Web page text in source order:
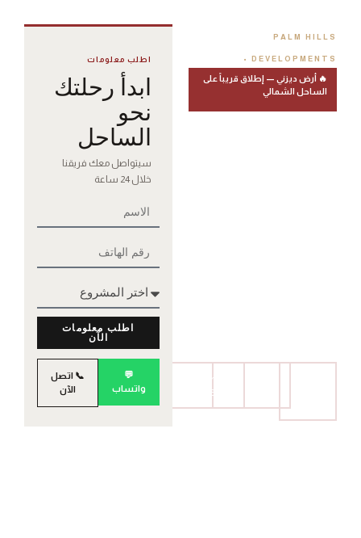
PALM HILLS
DEVELOPMENTS •
🔥 أرض ديزني — إطلاق قريباً على
الساحل الشمالي
Hacienda
Waters
اطلب معلومات
ابدأ رحلتك
نحو
الساحل
سيتواصل معك فريقنا
خلال 24 ساعة
اطلب معلومات
الآن
💬
واتساب
📞 اتصل
الآن